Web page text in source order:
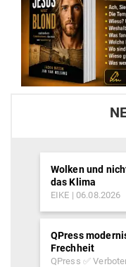
Wolken und
das Klima
EIKE 06.08.2026
QPress
Frechheit
QPress ✅